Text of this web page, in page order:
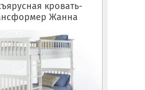
кровать-
Жанна